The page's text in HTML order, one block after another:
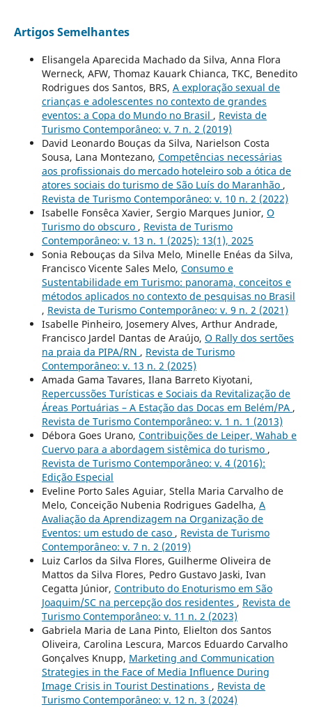
Artigos Semelhantes
Elisangela Aparecida Machado da Silva, Anna Flora
Werneck, AFW, Thomaz Kauark Chianca, TKC, Benedito
Rodrigues dos Santos, BRS, A exploração sexual de
crianças e adolescentes no contexto de grandes
eventos: a Copa do Mundo no Brasil , Revista de
Turismo Contemporâneo: v. 7 n. 2 (2019)
David Leonardo Bouças da Silva, Narielson Costa
Sousa, Lana Montezano, Competências necessárias
aos profissionais do mercado hoteleiro sob a ótica de
atores sociais do turismo de São Luís do Maranhão ,
Revista de Turismo Contemporâneo: v. 10 n. 2 (2022)
Isabelle Fonsêca Xavier, Sergio Marques Junior, O
Turismo do obscuro , Revista de Turismo
Contemporâneo: v. 13 n. 1 (2025): 13(1), 2025
Sonia Rebouças da Silva Melo, Minelle Enéas da Silva,
Francisco Vicente Sales Melo, Consumo e
Sustentabilidade em Turismo: panorama, conceitos e
métodos aplicados no contexto de pesquisas no Brasil
, Revista de Turismo Contemporâneo: v. 9 n. 2 (2021)
Isabelle Pinheiro, Josemery Alves, Arthur Andrade,
Francisco Jardel Dantas de Araújo, O Rally dos sertões
na praia da PIPA/RN , Revista de Turismo
Contemporâneo: v. 13 n. 2 (2025)
Amada Gama Tavares, Ilana Barreto Kiyotani,
Repercussões Turísticas e Sociais da Revitalização de
Áreas Portuárias – A Estação das Docas em Belém/PA ,
Revista de Turismo Contemporâneo: v. 1 n. 1 (2013)
Débora Goes Urano, Contribuições de Leiper, Wahab e
Cuervo para a abordagem sistêmica do turismo ,
Revista de Turismo Contemporâneo: v. 4 (2016):
Edição Especial
Eveline Porto Sales Aguiar, Stella Maria Carvalho de
Melo, Conceição Nubenia Rodrigues Gadelha, A
Avaliação da Aprendizagem na Organização de
Eventos: um estudo de caso , Revista de Turismo
Contemporâneo: v. 7 n. 2 (2019)
Luiz Carlos da Silva Flores, Guilherme Oliveira de
Mattos da Silva Flores, Pedro Gustavo Jaski, Ivan
Cegatta Júnior, Contributo do Enoturismo em São
Joaquim/SC na percepção dos residentes , Revista de
Turismo Contemporâneo: v. 11 n. 2 (2023)
Gabriela Maria de Lana Pinto, Elielton dos Santos
Oliveira, Carolina Lescura, Marcos Eduardo Carvalho
Gonçalves Knupp, Marketing and Communication
Strategies in the Face of Media Influence During
Image Crisis in Tourist Destinations , Revista de
Turismo Contemporâneo: v. 12 n. 3 (2024)